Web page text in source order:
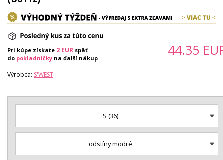
Pri kúpe získate 2 EUR späť
do pokladničky na ďalší nákup
Výrobca: S'WEST
44.35
S (36)
odstíny modré